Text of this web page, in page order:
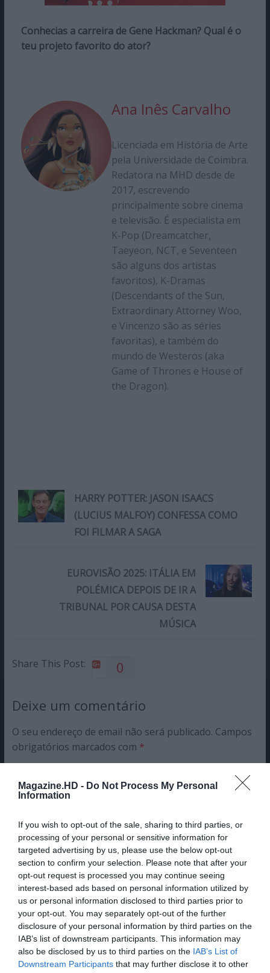
Magazine.HD - Do Not Process My Personal
Information
If you wish to opt-out of the sale, sharing to third parties, or
processing of your personal or sensitive information for
targeted advertising by us, please use the below opt-out
section to confirm your selection. Please note that after your
opt-out request is processed you may continue seeing
interest-based ads based on personal information utilized by
us or personal information disclosed to third parties prior to
your opt-out. You may separately opt-out of the further
disclosure of your personal information by third parties on the
IAB’s list of downstream participants. This information may
also be disclosed by us to third parties on the IAB’s List of
Downstream Participants that may further disclose it to other
Conhecias a carreira de Gene Hackman? Qual é o
teu projeto favorito do ator?
Ana Inês Carvalho
Licenciada em História de Arte
pela Universidade de Coimbra.
Redatora na MHD desde de
2017, escrevendo
principalmente sobre cinema
e televisão. É especialista em
K-Pop (Dreamcatcher,
Taeyeon, NCT, e Seventeen
são alguns dos artistas
favoritos), K-Dramas
(Descendants of the Sun,
Extraordinary Attorney Woo,
e Vincenzo são as séries
favoritas), e também do
mundo de Westeros (aka
Game of Thrones e House of
the Dragon).
HARRY POTTER: JASON ISAACS
(LUCIUS MALFOY) CONFESSA COMO
FOI FILMAR A SAGA
EUROVISÃO 2025: ITÁLIA EM
POLÉMICA DEPOIS DE IR A
TRIBUNAL POR CAUSA DESTA
MÚSICA
Share This Post: 0
Deixe um comentário
O seu endereço de email não será publicado. Campos
obrigatórios marcados com *
Nome
Email
Guardar o meu nome, email e site neste navegador